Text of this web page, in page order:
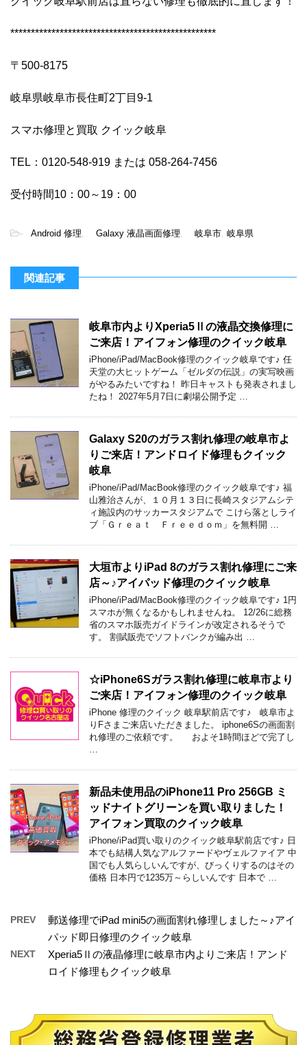
**************************************************
〒500-8175
岐阜県岐阜市長住町2丁目9-1
スマホ修理と買取 クイック岐阜
TEL：0120-548-919 または 058-264-7456
受付時間10：00～19：00
- Android 修理 Galaxy 液晶画面修理 岐阜市 岐阜県
関連記事
岐阜市内よりXperia5Ⅱの液晶交換修理に
ご来店！アイフォン修理のクイック岐阜
iPhone/iPad/MacBook修理のクイック岐阜です♪ 任
天堂の大ヒットゲーム「ゼルダの伝説」の実写映画
がやるみたいですね！ 昨日キャストも発表されまし
たね！ 2027年5月7日に劇場公開予定 …
Galaxy S20のガラス割れ修理の岐阜市よ
りご来店！アンドロイド修理もクイック
岐阜
iPhone/iPad/MacBook修理のクイック岐阜です♪ 福
山雅治さんが、１０月１３日に長崎スタジアムシテ
ィ施設内のサッカースタジアムで こけら落としライ
ブ「Ｇｒｅａｔ Ｆｒｅｅｄｏｍ」を無料開 …
大垣市よりiPad 8のガラス割れ修理にご来
店～♪アイパッド修理のクイック岐阜
iPhone/iPad/MacBook修理のクイック岐阜です♪ 1円
スマホが無くなるかもしれませんね。 12/26に総務
省のスマホ販売ガイドラインが改定されるそうで
す。 割賦販売でソフトバンクが編み出 …
☆iPhone6Sガラス割れ修理に岐阜市より
ご来店！アイフォン修理のクイック岐阜
iPhone 修理のクイック 岐阜駅前店です♪ 岐阜市よ
りFさまご来店いただきました。 iphone6Sの画面割
れ修理のご依頼です。 およそ1時間ほどで完了し
新品未使用品のiPhone11 Pro 256GB ミ
ッドナイトグリーンを買い取りました！
アイフォン買取のクイック岐阜
iPhone/iPad買い取りのクイック岐阜駅前店です♪ 日
本でも結構人気なアルファードやヴェルファイア 中
国でも人気らしいんですが、びっくりするのはその
価格 日本円で1235万～らしいんです 日本で …
PREV
郵送修理でiPad mini5の画面割れ修理しました～♪アイ
パッド即日修理のクイック岐阜
NEXT
Xperia5Ⅱの液晶修理に岐阜市内よりご来店！アンド
ロイド修理もクイック岐阜